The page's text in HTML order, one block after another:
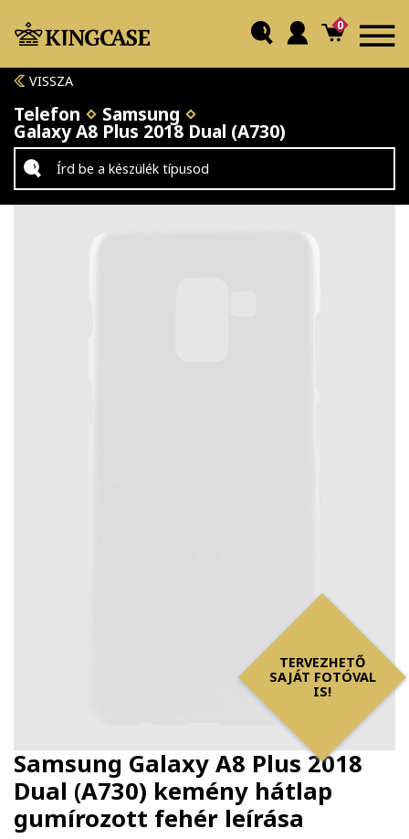
0
VISSZA
Telefon Samsung
Galaxy A8 Plus 2018 Dual (A730)
TERVEZHETŐ
SAJÁT FOTÓVAL
IS!
Samsung Galaxy A8 Plus 2018
Dual (A730) kemény hátlap
gumírozott fehér leírása